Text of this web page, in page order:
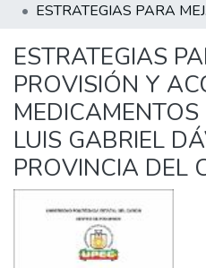
Statistics
Estadísticas Externas
Manuales
ESTRATEGIAS
PROVISIÓN Y
LUIS GABRIEL
PROVINCIA DEL